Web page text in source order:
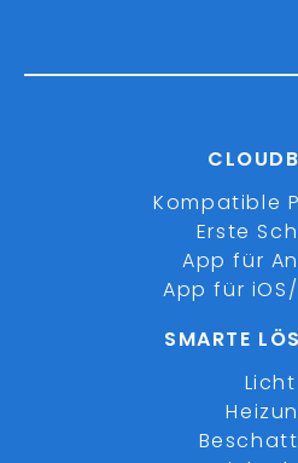
Kompatible
Erste
App für
App für
SMARTE
Licht